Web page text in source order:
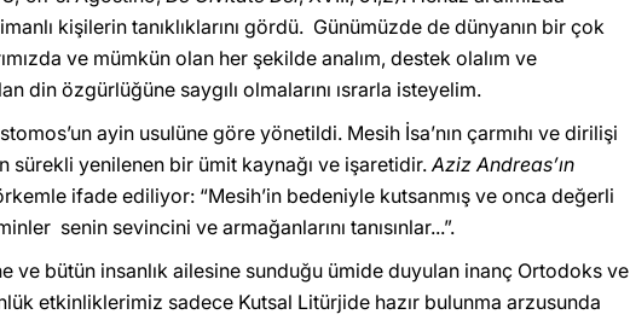
imanlı kişilerin tanıklıklarını gördü. Günümüzde de dünyanın bir çok
ve mümkün olan her şekilde analım, destek olalım ve
din özgürlüğüne saygılı olmalarını ısrarla isteyelim.
ayin usulüne göre yönetildi. Mesih İsa’nın çarmıhı ve dirilişi
sürekli yenilenen bir ümit kaynağı ve işaretidir.Aziz Andreas’ın
ifade ediliyor: “Mesih’in bedeniyle kutsanmış ve onca değerli
senin sevincini ve armağanlarını tanısınlar...”.
ve bütün insanlık ailesine sunduğu ümide duyulan inanç Ortodoks ve
etkinliklerimiz sadece Kutsal Litürjide hazır bulunma arzusunda